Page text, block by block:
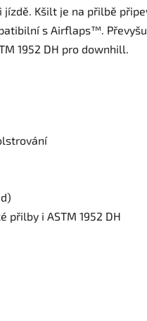
Kšilt je na přilbě
s Airflaps™.
1952 DH pro downhill.
přilby i ASTM 1952 DH